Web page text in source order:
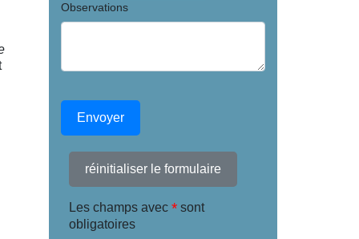
Observations
Envoyer
réinitialiser le formulaire
Les champs avec * sont
obligatoires